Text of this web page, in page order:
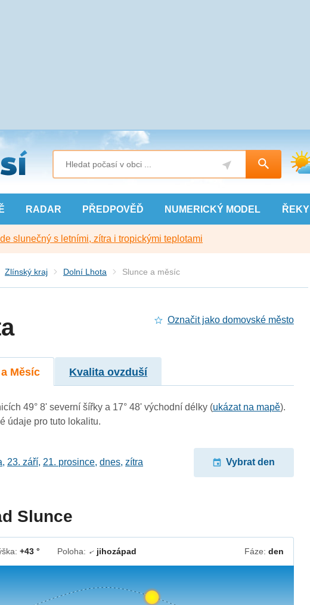
RADAR PŘEDPOVĚĎ NUMERICKÝ MODEL ŘEKY
slunečný s letními, zítra i tropickými teplotami
Zlínský kraj Dolní Lhota Slunce a měsíc
Označit jako domovské město
Měsíc Kvalita ovzduší
49° 8' severní šířky a 17° 48' východní délky (ukázat na mapě).
údaje pro tuto lokalitu.
, 23. září, 21. prosince,dnes,zítra Vybrat den
Slunce
+43 ° Poloha: ↓jihozápad Fáze: den